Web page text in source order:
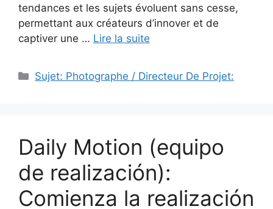
tendances et les sujets évoluent sans cesse,
permettant aux créateurs d’innover et de
captiver une … Lire la suite
Catégories
Sujet: Photographe / Directeur De Projet:
Daily Motion (equipo
de realización):
Comienza la realización